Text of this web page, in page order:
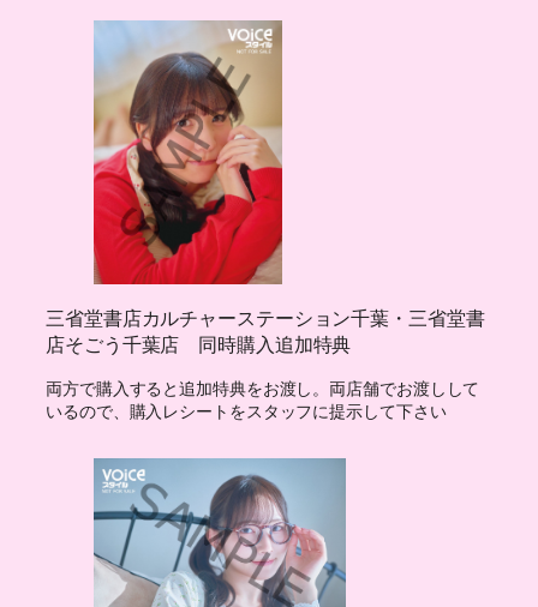
三省堂書店カルチャーステーション千葉・三省堂書
店そごう千葉店 同時購入追加特典
両方で購入すると追加特典をお渡し。両店舗でお渡しして
いるので、購入レシートをスタッフに提示して下さい